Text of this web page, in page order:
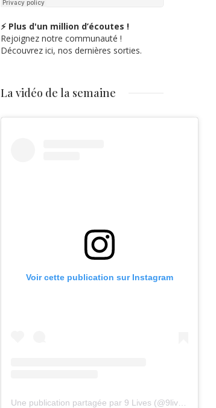
⚡ Plus d'un million d’écoutes !
Rejoignez notre communauté !
Découvrez ici, nos dernières sorties.
La vidéo de la semaine
Voir cette publication sur Instagram